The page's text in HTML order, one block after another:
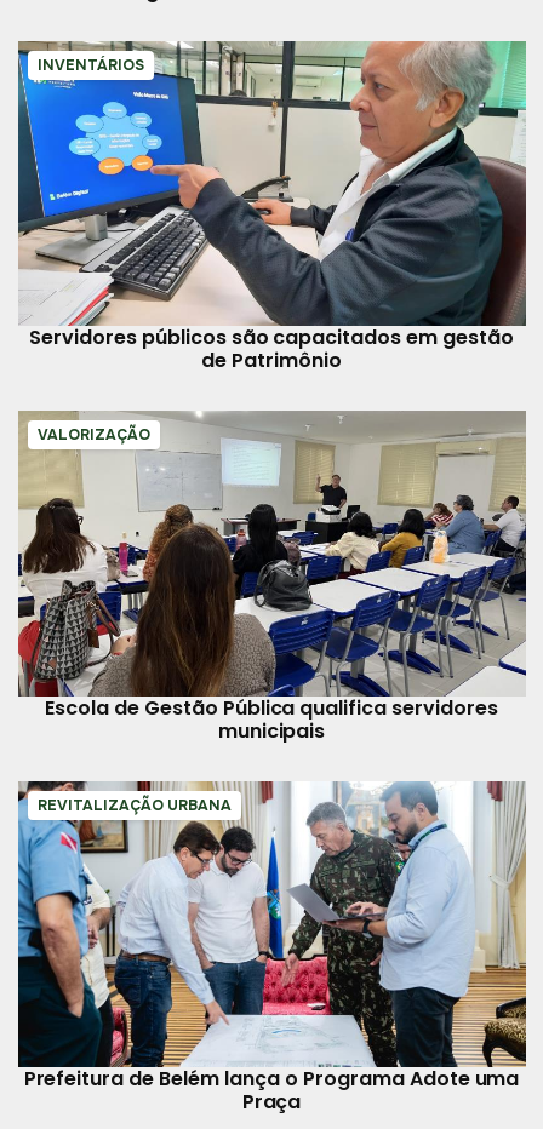
INVENTÁRIOS
Servidores públicos são capacitados em gestão
de Patrimônio
VALORIZAÇÃO
Escola de Gestão Pública qualifica servidores
municipais
REVITALIZAÇÃO URBANA
Prefeitura de Belém lança o Programa Adote uma
Praça